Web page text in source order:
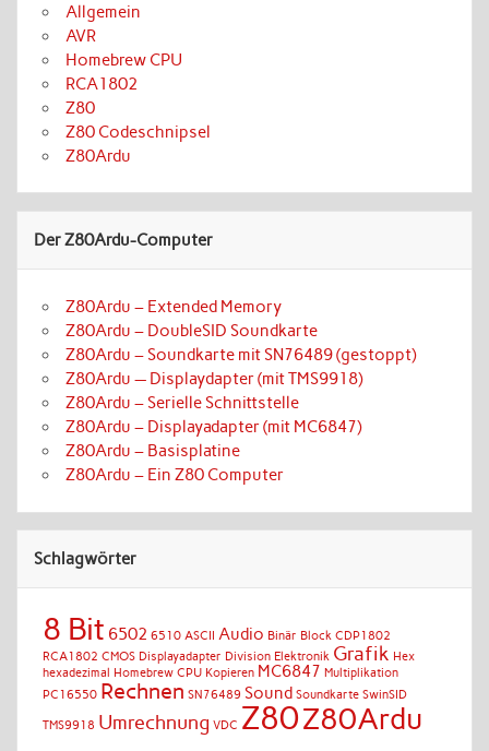
Allgemein
AVR
Homebrew CPU
RCA1802
Z80
Z80 Codeschnipsel
Z80Ardu
Der Z80Ardu-Computer
Z80Ardu – Extended Memory
Z80Ardu – DoubleSID Soundkarte
Z80Ardu – Soundkarte mit SN76489 (gestoppt)
Z80Ardu — Displaydapter (mit TMS9918)
Z80Ardu – Serielle Schnittstelle
Z80Ardu – Displayadapter (mit MC6847)
Z80Ardu – Basisplatine
Z80Ardu – Ein Z80 Computer
Schlagwörter
8 Bit 6502 6510 ASCII Audio Binär Block CDP1802
RCA1802 CMOS Displayadapter Division Elektronik Grafik Hex
hexadezimal Homebrew CPU Kopieren MC6847 Multiplikation
PC16550 Rechnen SN76489 Sound Soundkarte SwinSID
TMS9918 Umrechnung VDC Z80Z80Ardu